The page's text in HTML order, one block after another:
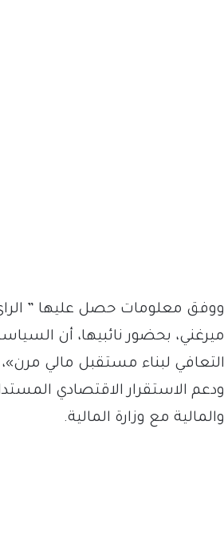
ووفق معلومات حصل عليها ”
ميرغني، بحضور نائبيها، أن
التعافي لبناء مستقبل مالي
ودعم الاستقرار الاقتصادي
والمالية مع وزارة المالية.